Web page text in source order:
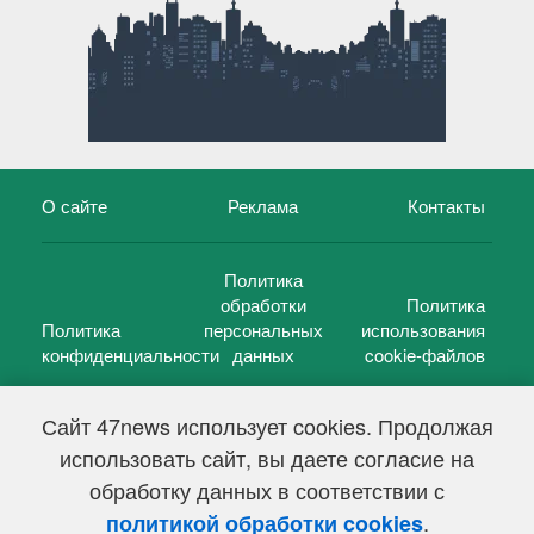
Сайт 47news использует cookies. Продолжая
использовать сайт, вы даете согласие на
обработку данных в соответствии с
политикой обработки cookies.
О сайте Реклама Контакты
Политика
конфиденциальности
Политика
обработки
персональных
данных
Политика
использования
cookie-файлов
47 новостей (47 news)2005 — 2026 г.
Свидетельство о регистрации СМИ Эл № ФС 77-39848, выдано
Федеральной службой по надзору в сфере связи,